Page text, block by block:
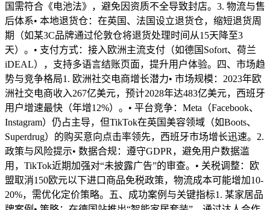
国需符合《电池法》，避免因资质不全导致封店。3. 物流与售
后体系• 本地退货仓：在英国、法国设立退货仓，缩短退货周
期（如某3C品牌通过伦敦仓将退货处理时间从15天降至3
天）。• 支付方式：接入欧洲主流支付（如德国Sofort、荷兰
iDEAL），支持多语言结账页面，提升用户体验。四、市场趋
势与竞争格局1. 欧洲社交电商增长潜力• 市场规模：2023年欧
洲社交电商收入267亿美元，预计2028年达483亿美元，西班牙
用户增速最快（年增12%）。• 平台竞争：Meta（Facebook、
Instagram）仍占主导，但TikTok在英国美容领域（如Boots、
Superdrug）的购买意向点击率领先，西班牙市场增长迅速。2.
政策与风险提示• 数据合规：遵守GDPR，避免用户数据滥
用，TikTok近期加强对“未披露广告”的审查。• 关税调整：欧
盟取消150欧元以下进口商品免税政策，物流成本可能增加10-
20%，需优化定价策略。五、成功案例与关键指标1. 某家居品